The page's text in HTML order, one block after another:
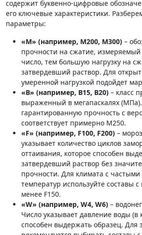
содержит буквенно-цифровые
его ключевые характеристики.
параметры:
«М» (например, М200, М300) –
прочности на сжатие,
число, тем большую нагрузку на
затвердевший раствор. Для
умеренной нагрузкой подойдет
«В» (например, В15, В20) – класс
выраженный в мегапаскалях
гарантированную прочность с
соответствует примерно М250.
«F» (например, F100, F200) –
указывает количество циклов
оттаивания, которое способен
затвердевший раствор без
прочности. Для климата с
температур используйте составы
менее F150.
«W» (например, W4, W6) –
Число указывает давление воды (в
способен выдержать образец. Для